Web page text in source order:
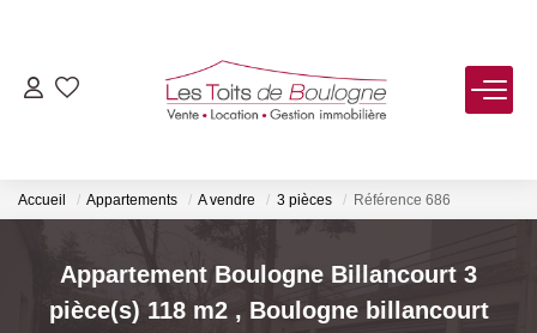
ACHETER
LOUER
VENDRE
Estimer
Accueil Appartements A vendre 3 pièces Référence 686
Appartement Boulogne Billancourt 3
pièce(s) 118 m2 , Boulogne billancourt